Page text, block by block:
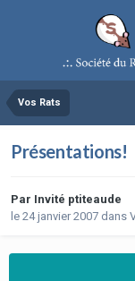
Vos Rats
Présentations!
Par Invité ptiteaude
le 24 janvier 2007 dans